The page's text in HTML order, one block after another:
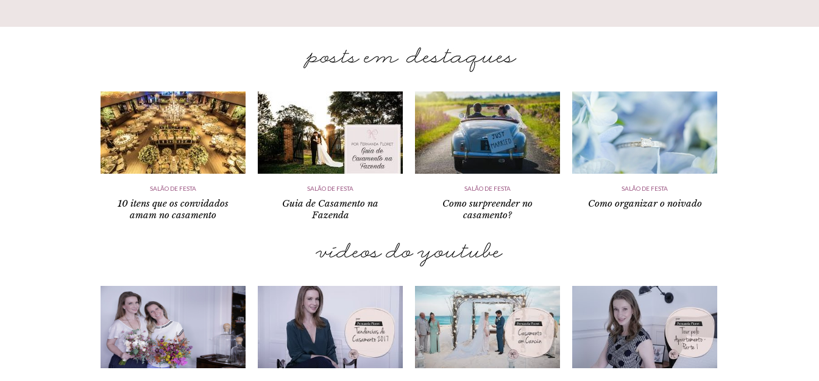
SALÃO DE FESTA
10 itens que os convidados
amam no casamento
SALÃO DE FESTA
Guia de Casamento na
Fazenda
SALÃO DE FESTA
Como surpreender no
casamento?
SALÃO DE FESTA
Como organizar o noivado